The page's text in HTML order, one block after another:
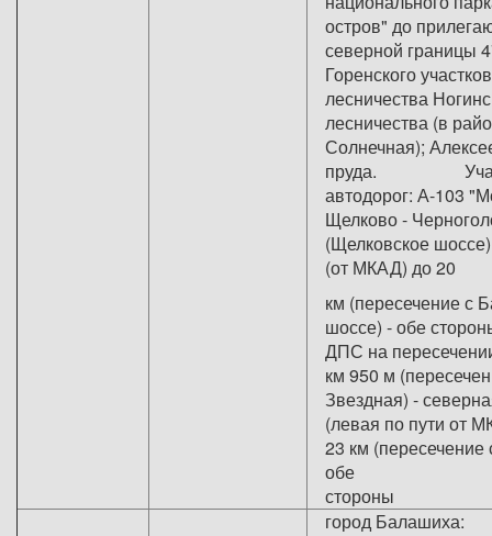
остров" до
северной границы
Горенского
лесничества
лесничества (в
Солнечная);
пруда.
автодорог: А-103
Щелково -
(Щелковское
(от МКАД) до 20
км (пересечение с
шоссе) - обе
ДПС на
км 950 м
Звездная) -
(левая по пути от
23 км (пересечение
обе
город Балашиха: